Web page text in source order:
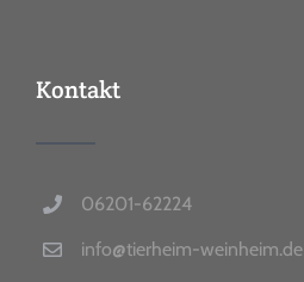
Kontakt
06201-62224
info@tierheim-weinheim.de